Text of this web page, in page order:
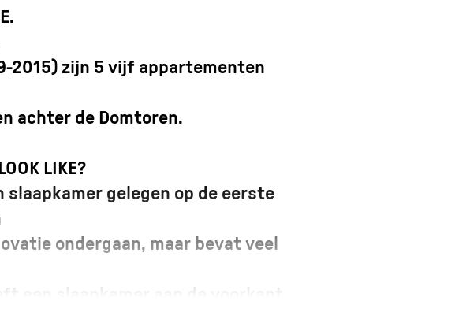
2015) zijn 5 vijf appartementen
achter de Domtoren.
LIKE?
gelegen op de eerste
ondergaan, maar bevat veel
een slaapkamer aan de voorkant